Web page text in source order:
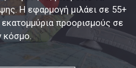
Η εφαρμογή μιλάει σε 55+
προορισμούς σε
κόσμο.